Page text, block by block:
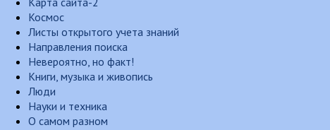
Космос
Листы открытого учета знаний
Направления поиска
Невероятно, но факт!
Книги, музыка и живопись
Люди
Науки и техника
О самом разном